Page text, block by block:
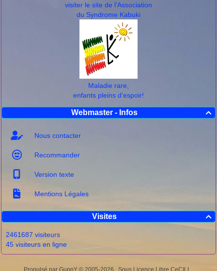
visiter le site de l'Association
du Syndrome Kabuki
Maladie rare,
enfants pleins d'espoir!

Webmaster - Infos
Nous contacter
Recommander
Version texte
Mentions Légales

Visites
2461687 visiteurs
45 visiteurs en ligne
Propulsé par GuppY © 2005-2026 Sous Licence Libre CeCILL